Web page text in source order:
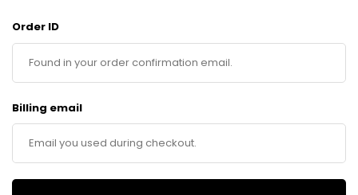
Order ID
Billing email